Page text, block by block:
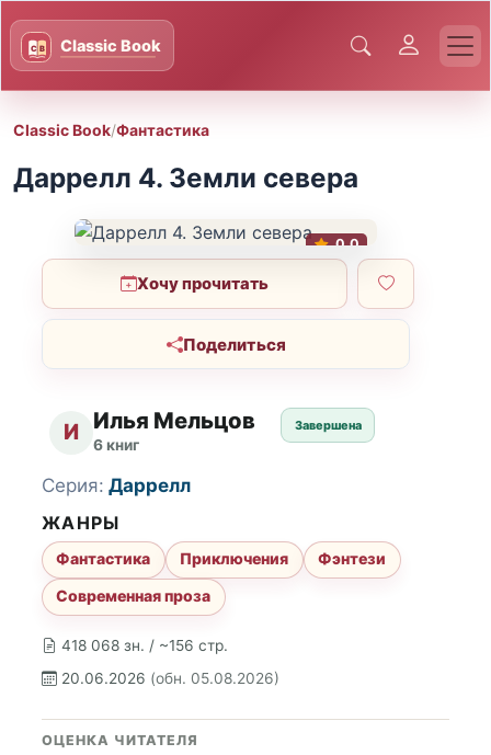
Classic Book/Фантастика
Даррелл 4. Земли севера
0.0
Хочу прочитать
Поделиться
И Илья Мельцов
6 книг
Завершена
418 068 зн. / ~156 стр.
20.06.2026 (обн. 05.08.2026)
Серия: Даррелл
ЖАНРЫ
Фантастика Приключения
Фэнтези
Современная проза
ОЦЕНКА ЧИТАТЕЛЯ